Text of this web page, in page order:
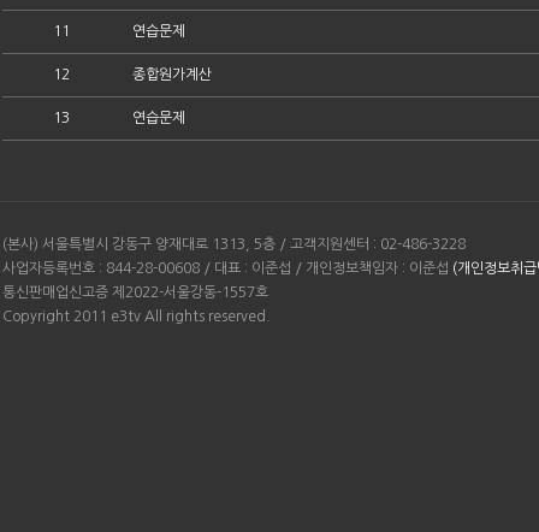
11 연습문제
12 종합원가계산
13 연습문제
(본사) 서울특별시 강동구 양재대로 1313, 5층 / 고객지원센터 : 02-486-3228
사업자등록번호 : 844-28-00608 / 대표 : 이준섭 / 개인정보책임자 : 이준섭 (개인정보취
통신판매업신고증 제2022-서울강동-1557호
Copyright 2011 e3tv All rights reserved.